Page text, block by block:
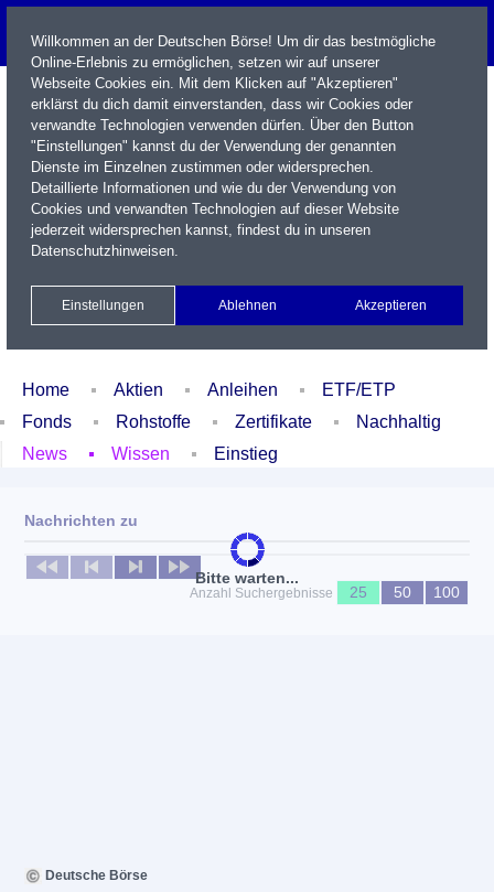
Name / WKN / ISIN / Kürzel
Xetra Realtime
Watchlist Portfolio Login
Home Aktien Anleihen
ETF/ETP
Fonds
Rohstoffe Zertifikate
Nachhaltig
News
Wissen Einstieg
Bitte warten...
Nachrichten zu
Keine News verfügbar
Anzahl Suchergebnisse
25 50 100
Willkommen an der Deutschen Börse! Um dir das bestmögliche
Online-Erlebnis zu ermöglichen, setzen wir auf unserer
Webseite Cookies ein. Mit dem Klicken auf "Akzeptieren"
erklärst du dich damit einverstanden, dass wir Cookies oder
verwandte Technologien verwenden dürfen. Über den Button
"Einstellungen" kannst du der Verwendung der genannten
Dienste im Einzelnen zustimmen oder widersprechen.
Detaillierte Informationen und wie du der Verwendung von
Cookies und verwandten Technologien auf dieser Website
jederzeit widersprechen kannst, findest du in unseren
Datenschutzhinweisen.
Einstellungen Ablehnen Akzeptieren
Deutsche Börse